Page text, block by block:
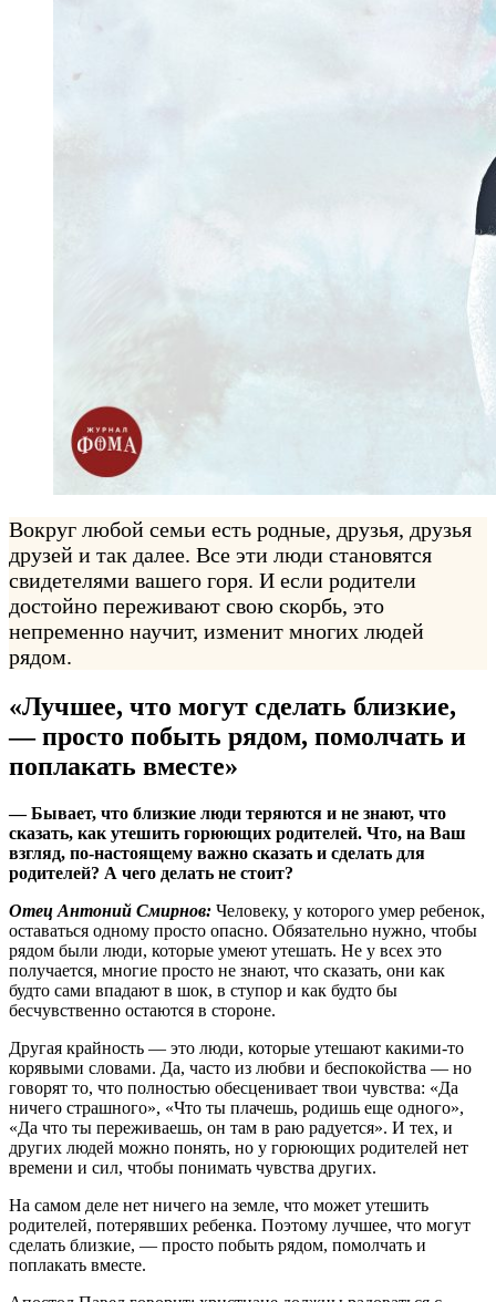
Вокруг любой семьи есть родные, друзья, друзья
друзей и так далее. Все эти люди становятся
свидетелями вашего горя. И если родители
достойно переживают свою скорбь, это
непременно научит, изменит многих людей
рядом.
«Лучшее, что могут сделать близкие,
— просто побыть рядом, помолчать и
поплакать вместе»
— Бывает, что близкие люди теряются и не знают, что
сказать, как утешить горюющих родителей. Что, на Ваш
взгляд, по-настоящему важно сказать и сделать для
родителей? А чего делать не стоит?
Отец Антоний Смирнов: Человеку, у которого умер ребенок,
оставаться одному просто опасно. Обязательно нужно, чтобы
рядом были люди, которые умеют утешать. Не у всех это
получается, многие просто не знают, что сказать, они как
будто сами впадают в шок, в ступор и как будто бы
бесчувственно остаются в стороне.
Другая крайность — это люди, которые утешают какими-то
корявыми словами. Да, часто из любви и беспокойства — но
говорят то, что полностью обесценивает твои чувства: «Да
ничего страшного», «Что ты плачешь, родишь еще одного»,
«Да что ты переживаешь, он там в раю радуется». И тех, и
других людей можно понять, но у горюющих родителей нет
времени и сил, чтобы понимать чувства других.
На самом деле нет ничего на земле, что может утешить
родителей, потерявших ребенка. Поэтому лучшее, что могут
сделать близкие, — просто побыть рядом, помолчать и
поплакать вместе.